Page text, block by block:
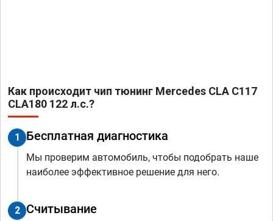
Как происходит чип тюнинг Mercedes CLA C117
CLA180 122 л.с.?
1 Бесплатная диагностика
Мы проверим автомобиль, чтобы подобрать наше
наиболее эффективное решение для него.
2 Считывание